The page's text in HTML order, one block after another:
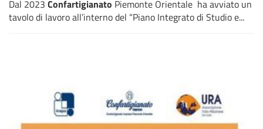
Dal 2023 Confartigianato Piemonte Orientale ha avviato un
tavolo di lavoro all’interno del “Piano Integrato di Studio e...